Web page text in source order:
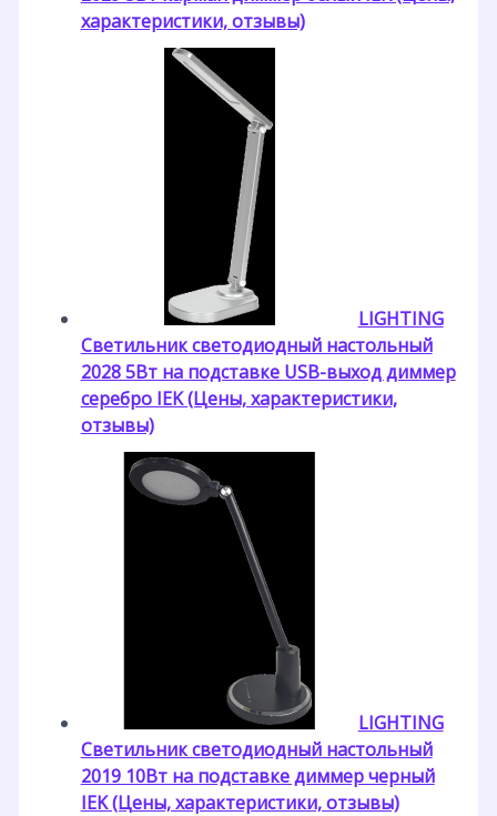
характеристики, отзывы)
LIGHTING
Светильник светодиодный настольный
2028 5Вт на подставке USB-выход диммер
серебро IEK (Цены, характеристики,
отзывы)
LIGHTING
Светильник светодиодный настольный
2019 10Вт на подставке диммер черный
IEK (Цены, характеристики, отзывы)